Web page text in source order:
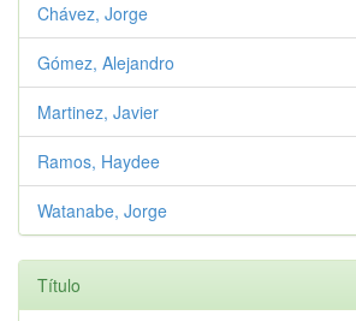
Chávez, Jorge
Gómez, Alejandro
Martinez, Javier
Ramos, Haydee
Watanabe, Jorge
Título